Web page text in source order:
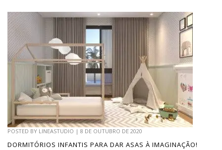
POSTED BY LINEASTUDIO | 8 DE OUTUBRO DE 2020
DORMITÓRIOS INFANTIS PARA DAR ASAS À IMAGINAÇÃO!